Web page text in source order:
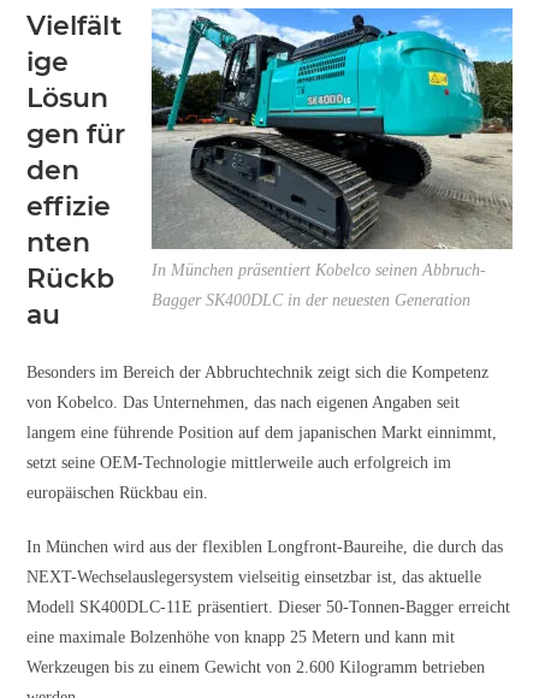
In München präsentiert Kobelco seinen Abbruch-
Bagger SK400DLC in der neuesten Generation
Vielfält
ige
Lösun
gen für
den
effizie
nten
Rückb
au
Besonders im Bereich der Abbruchtechnik zeigt sich die Kompetenz
von Kobelco. Das Unternehmen, das nach eigenen Angaben seit
langem eine führende Position auf dem japanischen Markt einnimmt,
setzt seine OEM-Technologie mittlerweile auch erfolgreich im
europäischen Rückbau ein.
In München wird aus der flexiblen Longfront-Baureihe, die durch das
NEXT-Wechselauslegersystem vielseitig einsetzbar ist, das aktuelle
Modell SK400DLC-11E präsentiert. Dieser 50-Tonnen-Bagger erreicht
eine maximale Bolzenhöhe von knapp 25 Metern und kann mit
Werkzeugen bis zu einem Gewicht von 2.600 Kilogramm betrieben